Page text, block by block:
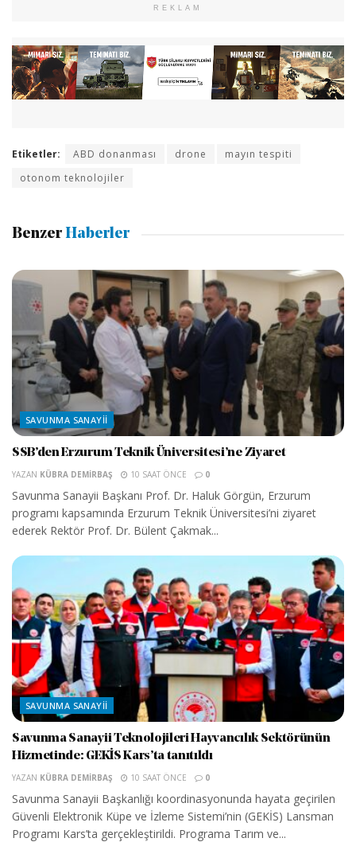
REKLAM
Etiketler: ABD donanması drone
mayın tespiti
otonom teknolojiler
Benzer Haberler
SAVUNMA SANAYII
SSB’den Erzurum Teknik Üniversitesi’ne Ziyaret
YAZAN KÜBRA DEMIRBAŞ 10 SAAT ÖNCE 0
Savunma Sanayii Başkanı Prof. Dr. Haluk Görgün, Erzurum
programı kapsamında Erzurum Teknik Üniversitesi’ni ziyaret
ederek Rektör Prof. Dr. Bülent Çakmak...
SAVUNMA SANAYII
Savunma Sanayii Teknolojileri Hayvancılık Sektörünün
Hizmetinde: GEKİS Kars’ta tanıtıldı
YAZAN KÜBRA DEMIRBAŞ 10 SAAT ÖNCE 0
Savunma Sanayii Başkanlığı koordinasyonunda hayata geçirilen
Güvenli Elektronik Küpe ve İzleme Sistemi’nin (GEKİS) Lansman
Programı Kars’ta gerçekleştirildi. Programa Tarım ve...